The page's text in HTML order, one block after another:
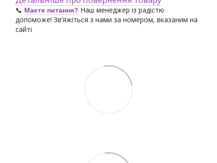
📞 Маєте питання? Наш менеджер із радістю
допоможе! Зв’яжіться з нами за номером, вказаним на
сайті